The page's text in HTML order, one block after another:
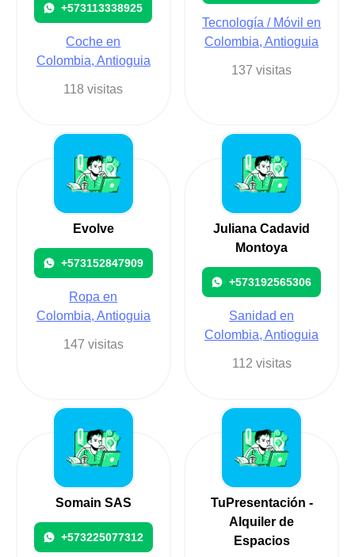
+573113338925
Coche en
Colombia, Antioguia
118 visitas
Tecnología / Móvil en
Colombia, Antioguia
137 visitas
Evolve
+573152847909
Ropa en
Colombia, Antioguia
147 visitas
Juliana Cadavid
Montoya
+573192565306
Sanidad en
Colombia, Antioguia
112 visitas
Somain SAS
+573225077312
TuPresentación -
Alquiler de
Espacios